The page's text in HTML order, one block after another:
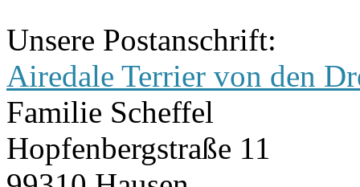
Unsere Postanschrift:
Airedale Terrier von den
Familie Scheffel
Hopfenbergstraße 11